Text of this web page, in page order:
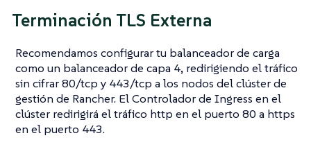
Terminación TLS Externa
Recomendamos configurar tu balanceador de carga
como un balanceador de capa 4, redirigiendo el tráfico
sin cifrar 80/tcp y 443/tcp a los nodos del clúster de
gestión de Rancher. El Controlador de Ingress en el
clúster redirigirá el tráfico http en el puerto 80 a https
en el puerto 443.